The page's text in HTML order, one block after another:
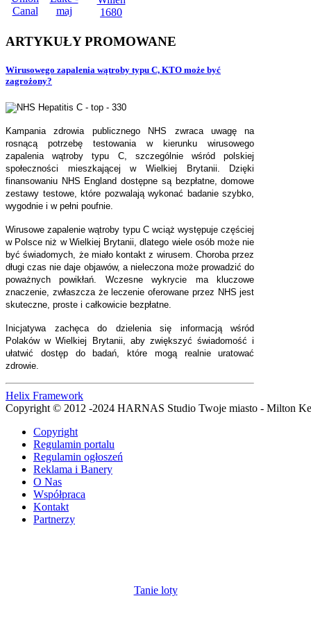
ARTYKUŁYPROMOWANE
Wirusowego zapalenia wątroby typu C, KTO może być
zagrożony?
Kampania zdrowia publicznego NHS zwraca uwagę na
rosnącą potrzebę testowania w kierunku wirusowego
zapalenia wątroby typu C, szczególnie wśród polskiej
społeczności mieszkającej w Wielkiej Brytanii. Dzięki
finansowaniu NHS England dostępne są bezpłatne, domowe
zestawy testowe, które pozwalają wykonać badanie szybko,
wygodnie i w pełni poufnie.
Wirusowe zapalenie wątroby typu C wciąż występuje częściej
w Polsce niż w Wielkiej Brytanii, dlatego wiele osób może nie
być świadomych, że miało kontakt z wirusem. Choroba przez
długi czas nie daje objawów, a nieleczona może prowadzić do
poważnych powikłań. Wczesne wykrycie ma kluczowe
znaczenie, zwłaszcza że leczenie oferowane przez NHS jest
skuteczne, proste i całkowicie bezpłatne.
Inicjatywa zachęca do dzielenia się informacją wśród
Polaków w Wielkiej Brytanii, aby zwiększyć świadomość i
ułatwić dostęp do badań, które mogą realnie uratować
zdrowie.
Helix Framework
Copyright © 2012 -2024 HARNAS Studio Twoje miasto - Milton
Copyright
Regulamin portalu
Regulamin ogłoszeń
Reklama i Banery
O Nas
Współpraca
Kontakt
Partnerzy
Tanie loty